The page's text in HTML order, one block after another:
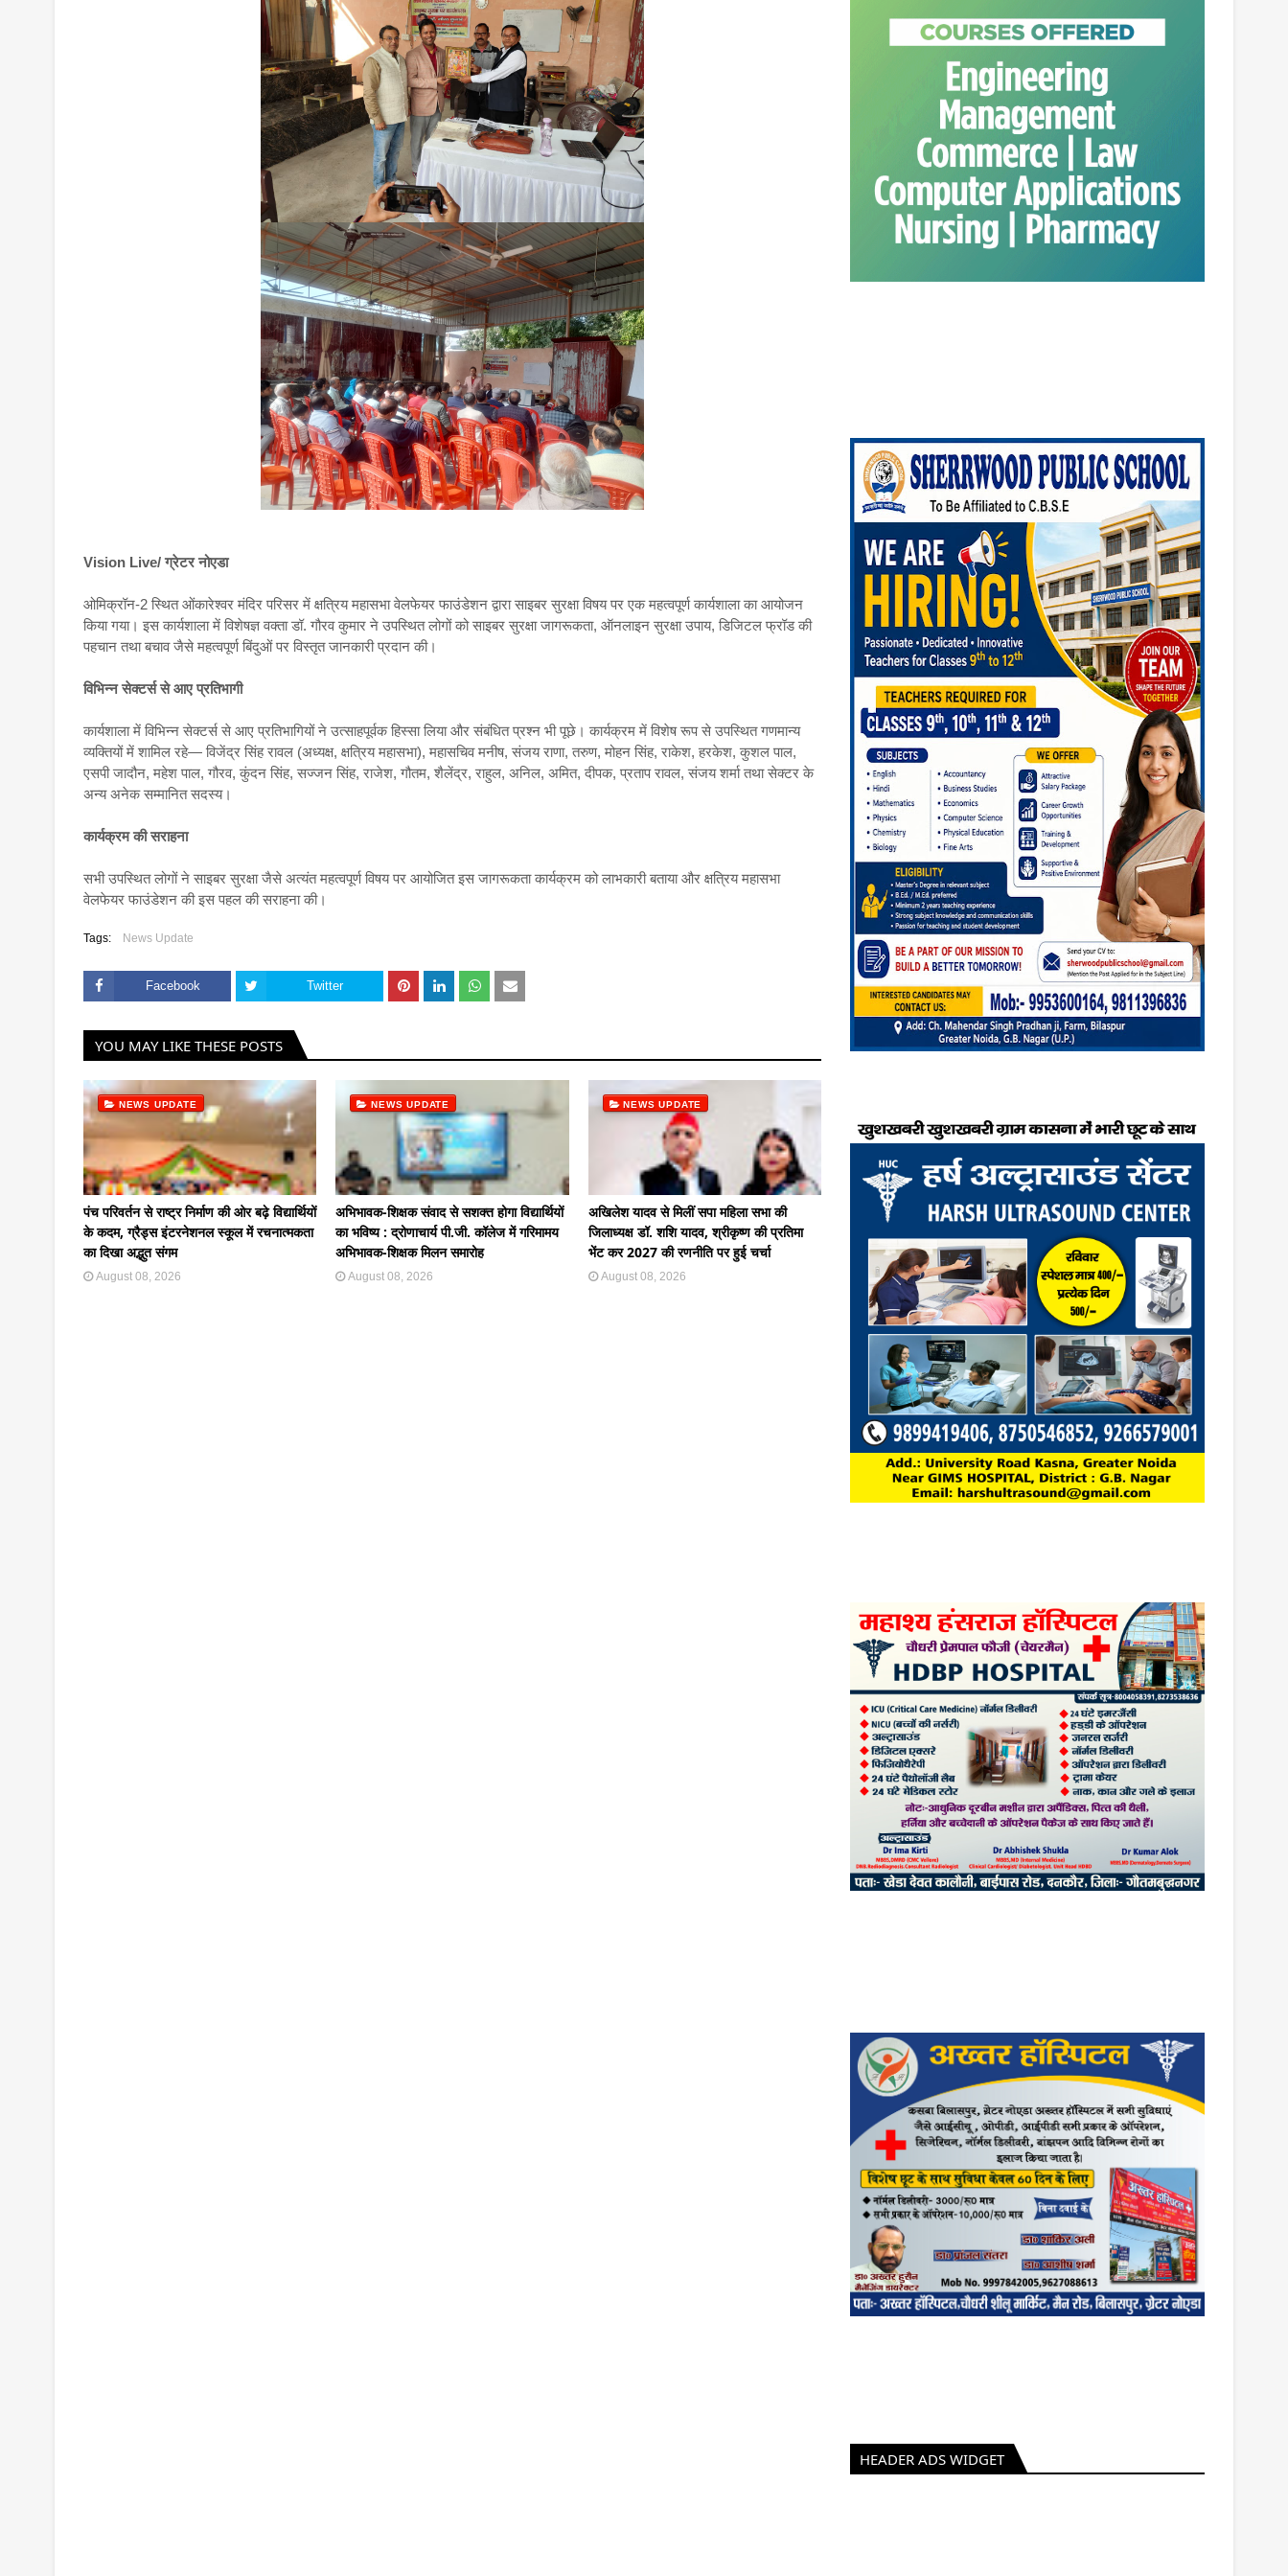
Vision Live/ ग्रेटर नोएडा
ओमिक्रॉन-2 स्थित ओंकारेश्वर मंदिर परिसर में क्षत्रिय महासभा वेलफेयर फाउंडेशन द्वारा साइबर सुरक्षा विषय पर एक महत्वपूर्ण कार्यशाला का आयोजन
किया गया। इस कार्यशाला में विशेषज्ञ वक्ता डॉ. गौरव कुमार ने उपस्थित लोगों को साइबर सुरक्षा जागरूकता, ऑनलाइन सुरक्षा उपाय, डिजिटल फ्रॉड की
पहचान तथा बचाव जैसे महत्वपूर्ण बिंदुओं पर विस्तृत जानकारी प्रदान की।
विभिन्न सेक्टर्स से आए प्रतिभागी
कार्यशाला में विभिन्न सेक्टर्स से आए प्रतिभागियों ने उत्साहपूर्वक हिस्सा लिया और संबंधित प्रश्न भी पूछे। कार्यक्रम में विशेष रूप से उपस्थित गणमान्य
व्यक्तियों में शामिल रहे— विजेंद्र सिंह रावल (अध्यक्ष, क्षत्रिय महासभा), महासचिव मनीष, संजय राणा, तरुण, मोहन सिंह, राकेश, हरकेश, कुशल पाल,
एसपी जादौन, महेश पाल, गौरव, कुंदन सिंह, सज्जन सिंह, राजेश, गौतम, शैलेंद्र, राहुल, अनिल, अमित, दीपक, प्रताप रावल, संजय शर्मा तथा सेक्टर के
अन्य अनेक सम्मानित सदस्य।
कार्यक्रम की सराहना
सभी उपस्थित लोगों ने साइबर सुरक्षा जैसे अत्यंत महत्वपूर्ण विषय पर आयोजित इस जागरूकता कार्यक्रम को लाभकारी बताया और क्षत्रिय महासभा
वेलफेयर फाउंडेशन की इस पहल की सराहना की।
Tags: News Update
Facebook Twitter
YOU MAY LIKE THESE POSTS
NEWS UPDATE
पंच परिवर्तन से राष्ट्र निर्माण की ओर बढ़े विद्यार्थियों
के कदम, ग्रैड्स इंटरनेशनल स्कूल में रचनात्मकता
का दिखा अद्भुत संगम
August 08, 2026
NEWS UPDATE
अभिभावक-शिक्षक संवाद से सशक्त होगा विद्यार्थियों
का भविष्य : द्रोणाचार्य पी.जी. कॉलेज में गरिमामय
अभिभावक-शिक्षक मिलन समारोह
August 08, 2026
NEWS UPDATE
अखिलेश यादव से मिलीं सपा महिला सभा की
जिलाध्यक्ष डॉ. शशि यादव, श्रीकृष्ण की प्रतिमा
भेंट कर 2027 की रणनीति पर हुई चर्चा
August 08, 2026
HEADER ADS WIDGET